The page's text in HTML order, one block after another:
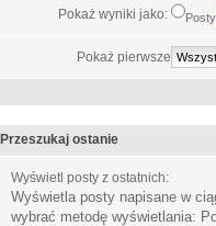
Pokaż wyniki jako: Posty
Pokaż pierwsze
Przeszukaj ostanie
Wyświetl posty z ostatnich:
Wyświetla posty napisane w
wybrać metodę wyświetlania: